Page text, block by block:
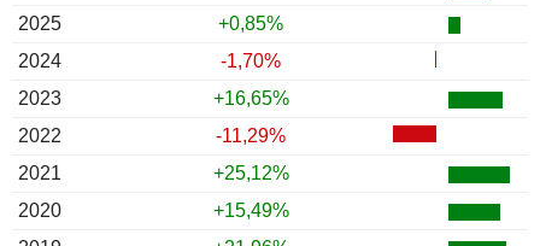
2025
+0,85%
2024
-1,70%
2023
+16,65%
2022
-11,29%
2021
+25,12%
2020
+15,49%